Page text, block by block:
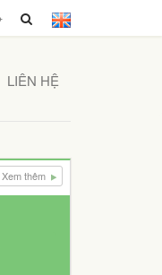
LIÊN HỆ
Xem thêm